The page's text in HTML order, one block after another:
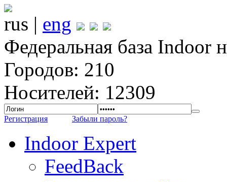
rus | eng
Федеральная база Indoor
Городов: 210
Носителей: 12309
Регистрация Забыли пароль?
Indoor Expert
FeedBack